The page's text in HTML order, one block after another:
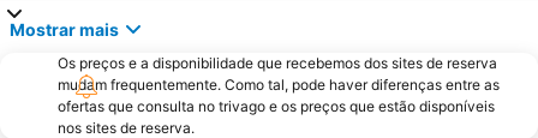
Mostrar mais
Os preços e a disponibilidade que recebemos dos sites de reserva
mudam frequentemente. Como tal, pode haver diferenças entre as
ofertas que consulta no trivago e os preços que estão disponíveis
nos sites de reserva.